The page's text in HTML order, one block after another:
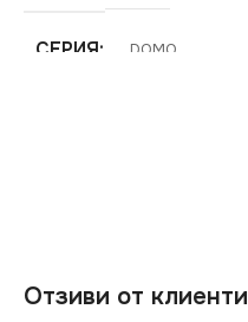
СЕРИЯ DOMO
Отзиви от клиенти